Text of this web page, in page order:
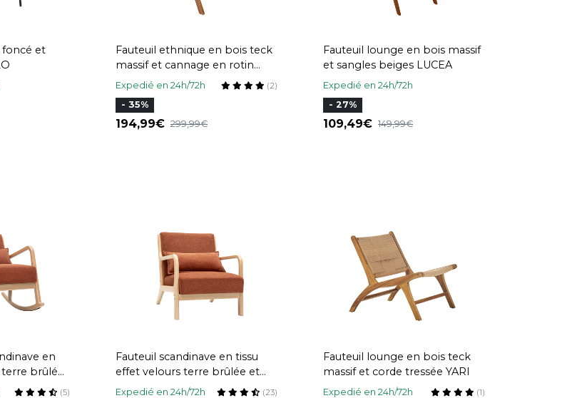
foncé et
Fauteuil ethnique en bois teck
massif et cannage en rotin
naturel HAMMA
Expedié en 24h/72h (2)
- 35%
194,99 299,99
Fauteuil lounge en bois massif
et sangles beiges LUCEA
Expedié en 24h/72h
- 27%
109,49 149,99
en
brûlée
DERRY
(5)
Fauteuil scandinave en tissu
effet velours terre brûlée et
bois clair massif DERRY
Expedié en 24h/72h (23)
Fauteuil lounge en bois teck
massif et corde tressée YARI
Expedié en 24h/72h (1)